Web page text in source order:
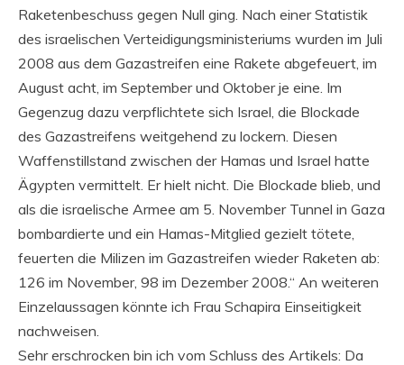
Raketenbeschuss gegen Null ging. Nach einer Statistik
des israelischen Verteidigungsministeriums wurden im Juli
2008 aus dem Gazastreifen eine Rakete abgefeuert, im
August acht, im September und Oktober je eine. Im
Gegenzug dazu verpflichtete sich Israel, die Blockade
des Gazastreifens weitgehend zu lockern. Diesen
Waffenstillstand zwischen der Hamas und Israel hatte
Ägypten vermittelt. Er hielt nicht. Die Blockade blieb, und
als die israelische Armee am 5. November Tunnel in Gaza
bombardierte und ein Hamas-Mitglied gezielt tötete,
feuerten die Milizen im Gazastreifen wieder Raketen ab:
126 im November, 98 im Dezember 2008.“ An weiteren
Einzelaussagen könnte ich Frau Schapira Einseitigkeit
nachweisen.
Sehr erschrocken bin ich vom Schluss des Artikels: Da